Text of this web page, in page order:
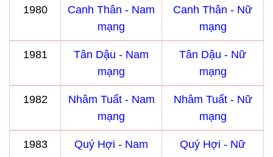
1980
Canh Thân - Nam
mạng
Canh Thân - Nữ
mạng
1981
Tân Dậu - Nam
mạng
Tân Dậu - Nữ
mạng
1982
Nhâm Tuất - Nam
mạng
Nhâm Tuất - Nữ
mạng
1983
Quý Hợi - Nam
Quý Hợi - Nữ